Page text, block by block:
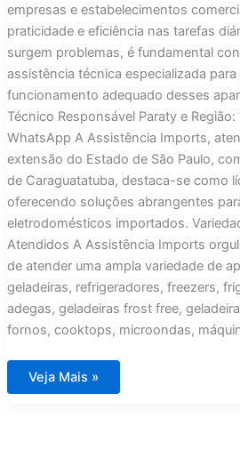
empresas e estabelecimentos
praticidade e eficiência nas tarefas
surgem problemas, é fundamental
assistência técnica especializada
funcionamento adequado desses
Técnico Responsável Paraty e
WhatsApp A Assistência Imports,
extensão do Estado de São Paulo,
de Caraguatatuba, destaca-se como
oferecendo soluções abrangentes
eletrodomésticos importados.
Atendidos A Assistência Imports
de atender uma ampla variedade de
geladeiras, refrigeradores, freezers,
adegas, geladeiras frost free,
fornos, cooktops, microondas,
Assistência
Técnica
Veja Mais »